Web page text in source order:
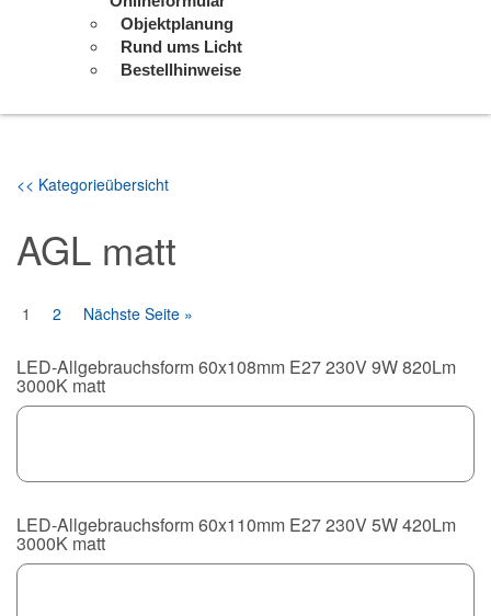
Objektplanung
Rund ums Licht
Bestellhinweise
<< Kategorieübersicht
AGL matt
1 2 Nächste Seite »
LED-Allgebrauchsform 60x108mm E27 230V 9W 820Lm
3000K matt
LED-Allgebrauchsform 60x110mm E27 230V 5W 420Lm
3000K matt